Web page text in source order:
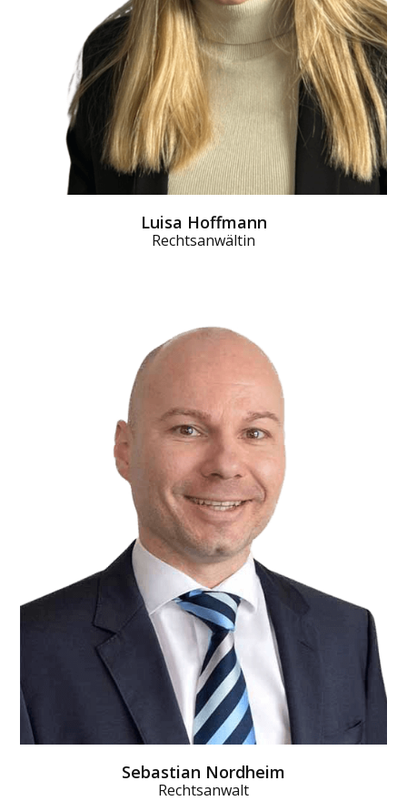
Luisa Hoffmann
Rechtsanwältin
Sebastian Nordheim
Rechtsanwalt